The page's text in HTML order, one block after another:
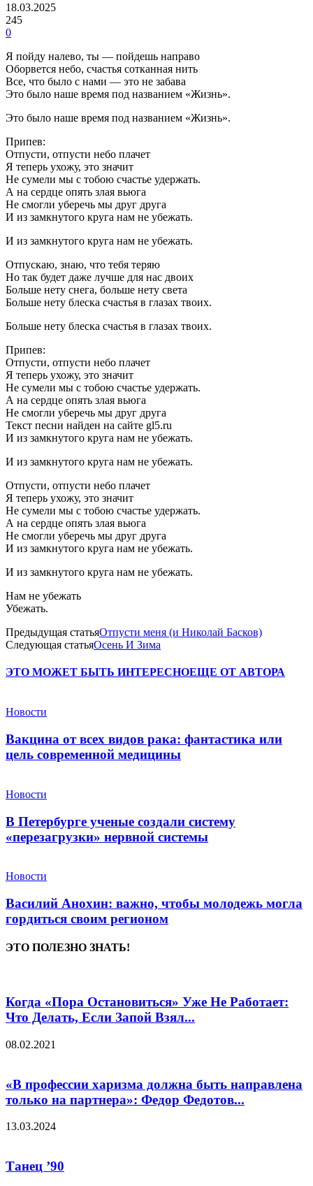
18.03.2025
245
0
Я пойду налево, ты — пойдешь направо
Оборвется небо, счастья сотканная нить
Все, что было с нами — это не забава
Это было наше время под названием «Жизнь».
Это было наше время под названием «Жизнь».
Припев:
Отпусти, отпусти небо плачет
Я теперь ухожу, это значит
Не сумели мы с тобою счастье удержать.
А на сердце опять злая вьюга
Не смогли уберечь мы друг друга
И из замкнутого круга нам не убежать.
И из замкнутого круга нам не убежать.
Отпускаю, знаю, что тебя теряю
Но так будет даже лучше для нас двоих
Больше нету снега, больше нету света
Больше нету блеска счастья в глазах твоих.
Больше нету блеска счастья в глазах твоих.
Припев:
Отпусти, отпусти небо плачет
Я теперь ухожу, это значит
Не сумели мы с тобою счастье удержать.
А на сердце опять злая вьюга
Не смогли уберечь мы друг друга
Текст песни найден на сайте gl5.ru
И из замкнутого круга нам не убежать.
И из замкнутого круга нам не убежать.
Отпусти, отпусти небо плачет
Я теперь ухожу, это значит
Не сумели мы с тобою счастье удержать.
А на сердце опять злая вьюга
Не смогли уберечь мы друг друга
И из замкнутого круга нам не убежать.
И из замкнутого круга нам не убежать.
Нам не убежать
Убежать.
Предыдущая статьяОтпусти меня (и Николай Басков)
Следующая статьяОсень И Зима
ЭТО МОЖЕТ БЫТЬ ИНТЕРЕСНОЕЩЕ ОТ АВТОРА
Новости
Вакцина от всех видов рака: фантастика или
цель современной медицины
Новости
В Петербурге ученые создали систему
«перезагрузки» нервной системы
Новости
Василий Анохин: важно, чтобы молодежь могла
гордиться своим регионом
ЭТО ПОЛЕЗНО ЗНАТЬ!
Когда «Пора Остановиться» Уже Не Работает:
Что Делать, Если Запой Взял...
08.02.2021
«В профессии харизма должна быть направлена
только на партнера»: Федор Федотов...
13.03.2024
Танец ’90